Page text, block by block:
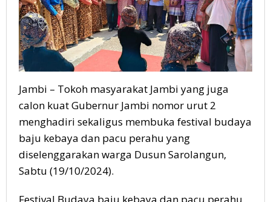
Jambi – Tokoh masyarakat Jambi yang juga
calon kuat Gubernur Jambi nomor urut 2
menghadiri sekaligus membuka festival budaya
baju kebaya dan pacu perahu yang
diselenggarakan warga Dusun Sarolangun,
Sabtu (19/10/2024).